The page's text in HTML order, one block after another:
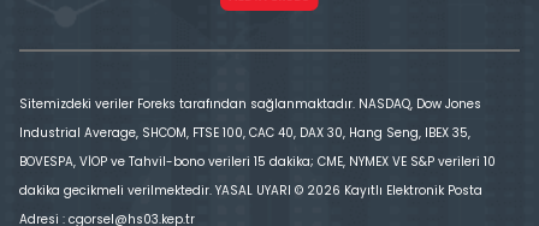
Sitemizdeki veriler Foreks tarafından sağlanmaktadır. NASDAQ, Dow Jones
Industrial Average, SHCOM, FTSE 100, CAC 40, DAX 30, Hang Seng, IBEX 35,
BOVESPA, VİOP ve Tahvil-bono verileri 15 dakika; CME, NYMEX VE S&P verileri 10
dakika gecikmeli verilmektedir. YASAL UYARI © 2026 Kayıtlı Elektronik Posta
Adresi : cgorsel@hs03.kep.tr